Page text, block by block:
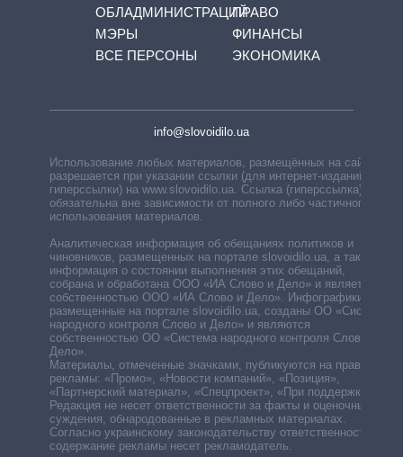
ОБЛАДМИНИСТРАЦИЙ
МЭРЫ
ВСЕ ПЕРСОНЫ
ПРАВО
ФИНАНСЫ
ЭКОНОМИКА
info@slovoidilo.ua
Использование любых материалов, размещённых на сайте,
разрешается при указании ссылки (для интернет-изданий —
гиперссылки) на www.slovoidilo.ua. Ссылка (гиперссылка)
обязательна вне зависимости от полного либо частичного
использования материалов.
Аналитическая информация об обещаниях политиков и
чиновников, размещенных на портале slovoidilo.ua, а также
информация о состоянии выполнения этих обещаний,
собрана и обработана ООО «ИА Слово и Дело» и является
собственностью ООО «ИА Слово и Дело». Инфографики,
размещенные на портале slovoidilo.ua, созданы ОО «Система
народного контроля Слово и Дело» и являются
собственностью ОО «Система народного контроля Слово и
Дело».
Материалы, отмеченные значками, публикуются на правах
рекламы: «Промо», «Новости компаний», «Позиция»,
«Партнерский материал», «Спецпроект», «При поддержке».
Редакция не несет ответственности за факты и оценочные
суждения, обнародованные в рекламных материалах.
Согласно украинскому законодательству ответственность за
содержание рекламы несет рекламодатель.